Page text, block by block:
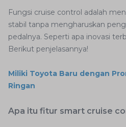
Fungsi cruise control adalah
stabil tanpa mengharuskan
pedalnya. Seperti apa inovasi
Berikut penjelasannya!
Miliki Toyota Baru dengan
Ringan
Apa itu fitur smart cruise